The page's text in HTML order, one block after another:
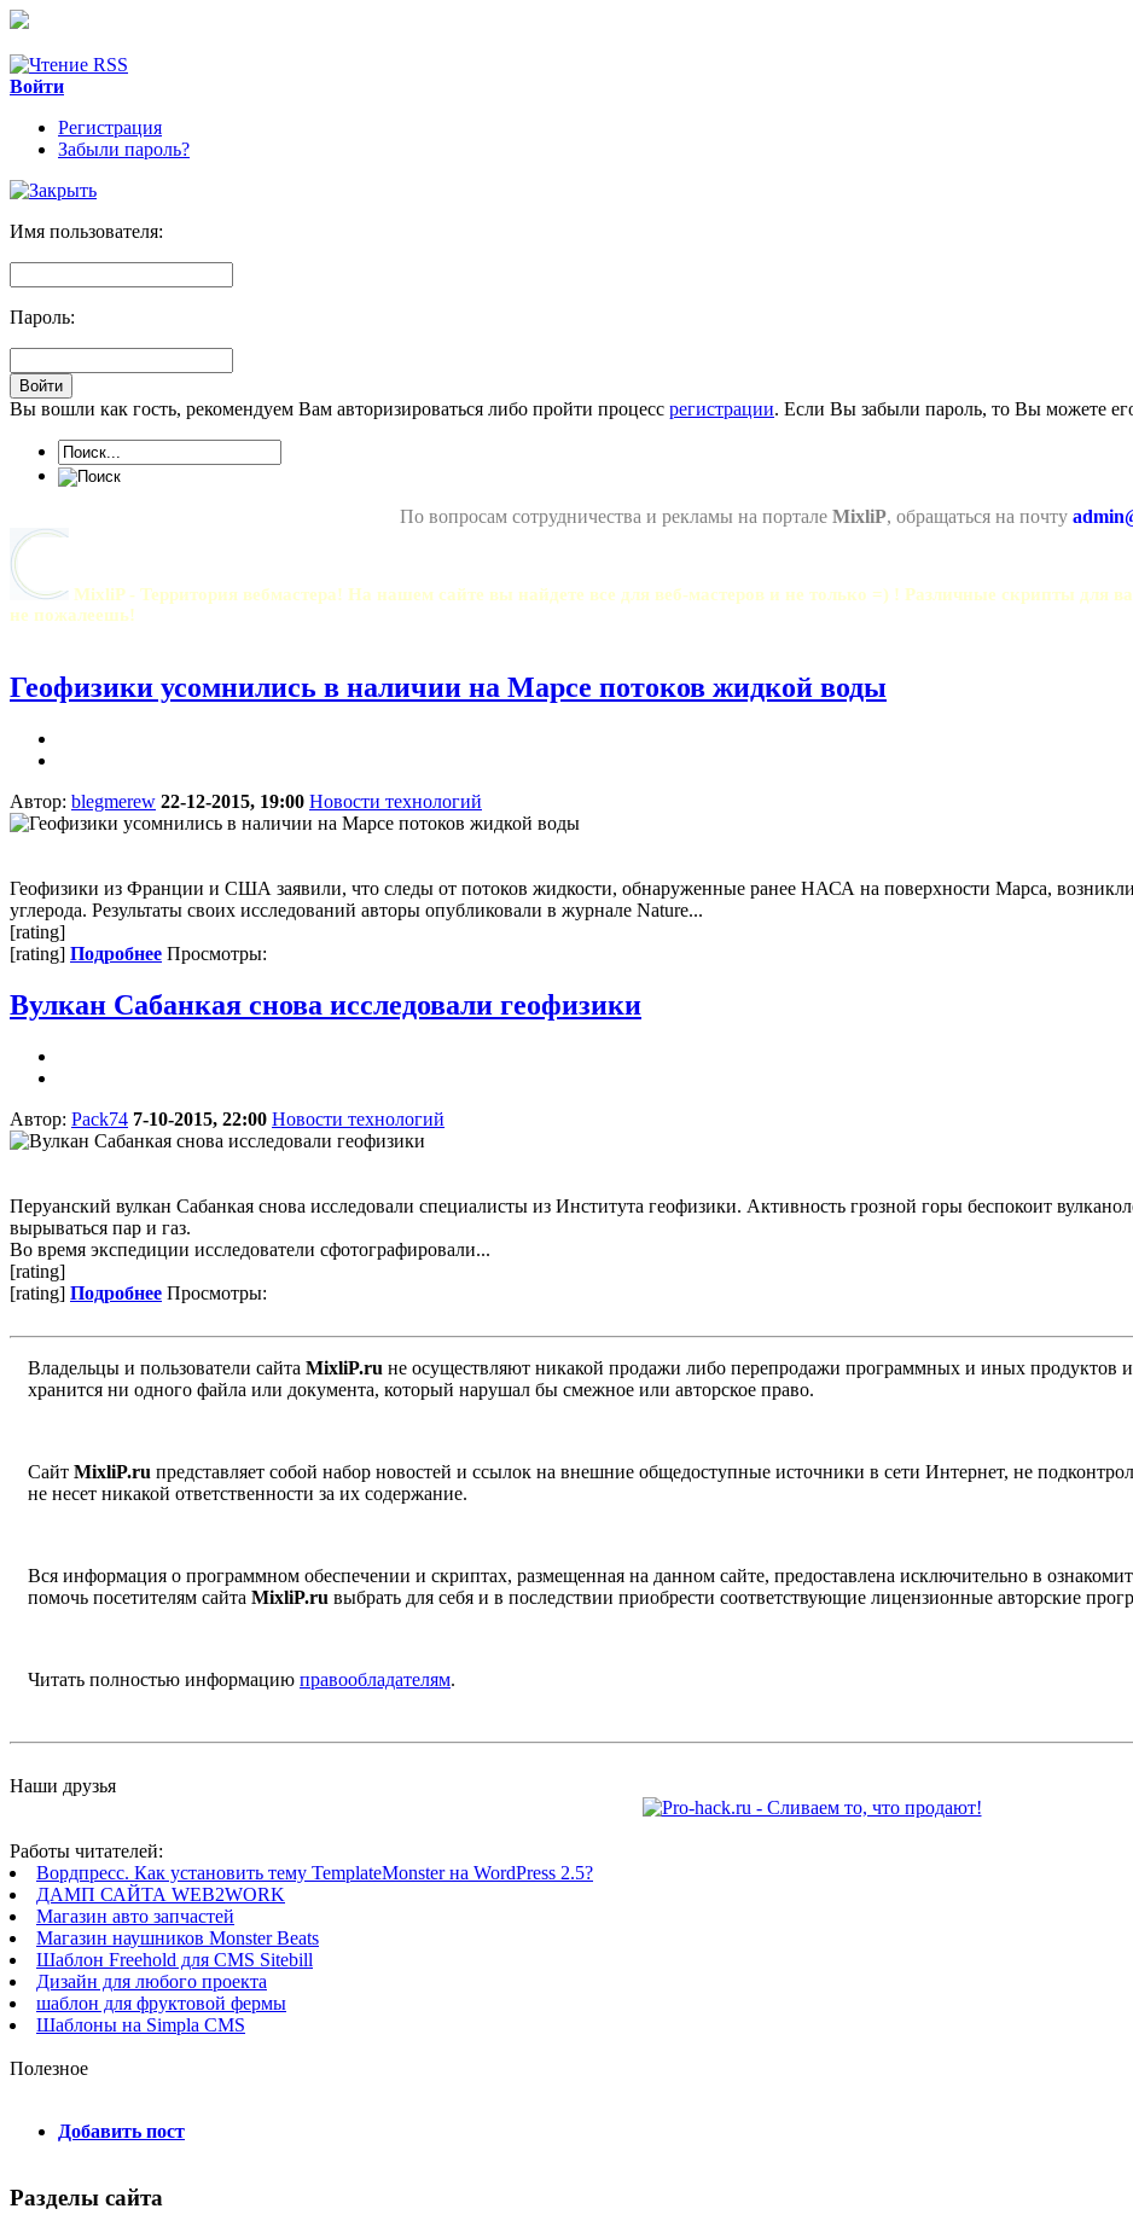
Войти
Регистрация
Забыли пароль?
Имя пользователя:
Пароль:
Вы вошли как гость, рекомендуем Вам авторизироваться либо пройти процесс регистрации. Если Вы забыли пароль, то Вы можете
По вопросам сотрудничества и рекламы на портале MixliP, обращаться на почту
MixliP - Территория вебмастера! На нашем сайте вы найдете все для веб-мастеров и не только =) ! Различные скрипты для
не пожалеешь!
Геофизики усомнились в наличии на Марсе потоков жидкой воды
Автор: blegmerew 22-12-2015, 19:00 Новости технологий
Геофизики из Франции и США заявили, что следы от потоков жидкости, обнаруженные ранее НАСА на поверхности Марса, возникли
углерода. Результаты своих исследований авторы опубликовали в журнале Nature...
[rating]
[rating] Подробнее Просмотры:
Вулкан Сабанкая снова исследовали геофизики
Автор: Pack74 7-10-2015, 22:00 Новости технологий
Перуанский вулкан Сабанкая снова исследовали специалисты из Института геофизики. Активность грозной горы беспокоит
вырываться пар и газ.
Во время экспедиции исследователи сфотографировали...
[rating]
[rating] Подробнее Просмотры:
Владельцы и пользователи сайта MixliP.ru не осуществляют никакой продажи либо перепродажи программных и иных продуктов
хранится ни одного файла или документа, который нарушал бы смежное или авторское право.
Сайт MixliP.ru представляет собой набор новостей и ссылок на внешние общедоступные источники в сети Интернет, не
не несет никакой ответственности за их содержание.
Вся информация о программном обеспечении и скриптах, размещенная на данном сайте, предоставлена исключительно в
помочь посетителям сайта MixliP.ru выбрать для себя и в последствии приобрести соответствующие лицензионные авторские
Читать полностью информацию правообладателям.
Наши друзья
Работы читателей:
Вордпресс. Как установить тему TemplateMonster на WordPress 2.5?
ДАМП САЙТА WEB2WORK
Магазин авто запчастей
Магазин наушников Monster Beats
Шаблон Freehold для CMS Sitebill
Дизайн для любого проекта
шаблон для фруктовой фермы
Шаблоны на Simpla CMS
Полезное
Добавить пост
Разделы сайта